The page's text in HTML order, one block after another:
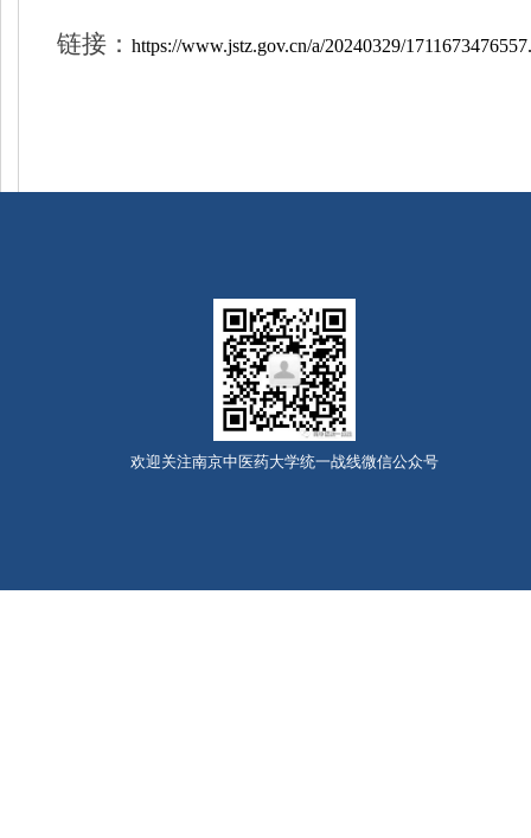
链接： https://www.jstz.gov.cn/a/20240329/
欢迎关注南京中医药大学统一战线微信公众号